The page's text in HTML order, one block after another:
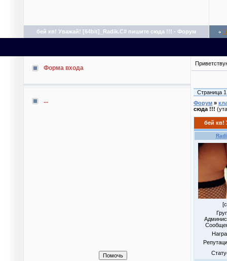
бей кв! Уважай! [64bit]_Radik.C# пишите сюда !!! - Форум
Форма входа
...
Страница 1
Форум »
сюда !!!
бей кв!